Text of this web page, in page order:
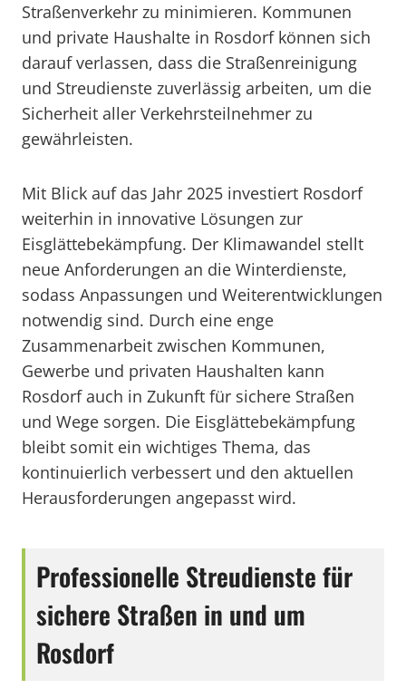
Straßenverkehr zu minimieren. Kommunen
und private Haushalte in Rosdorf können sich
darauf verlassen, dass die Straßenreinigung
und Streudienste zuverlässig arbeiten, um die
Sicherheit aller Verkehrsteilnehmer zu
gewährleisten.
Mit Blick auf das Jahr 2025 investiert Rosdorf
weiterhin in innovative Lösungen zur
Eisglättebekämpfung. Der Klimawandel stellt
neue Anforderungen an die Winterdienste,
sodass Anpassungen und Weiterentwicklungen
notwendig sind. Durch eine enge
Zusammenarbeit zwischen Kommunen,
Gewerbe und privaten Haushalten kann
Rosdorf auch in Zukunft für sichere Straßen
und Wege sorgen. Die Eisglättebekämpfung
bleibt somit ein wichtiges Thema, das
kontinuierlich verbessert und den aktuellen
Herausforderungen angepasst wird.
Professionelle Streudienste für
sichere Straßen in und um
Rosdorf